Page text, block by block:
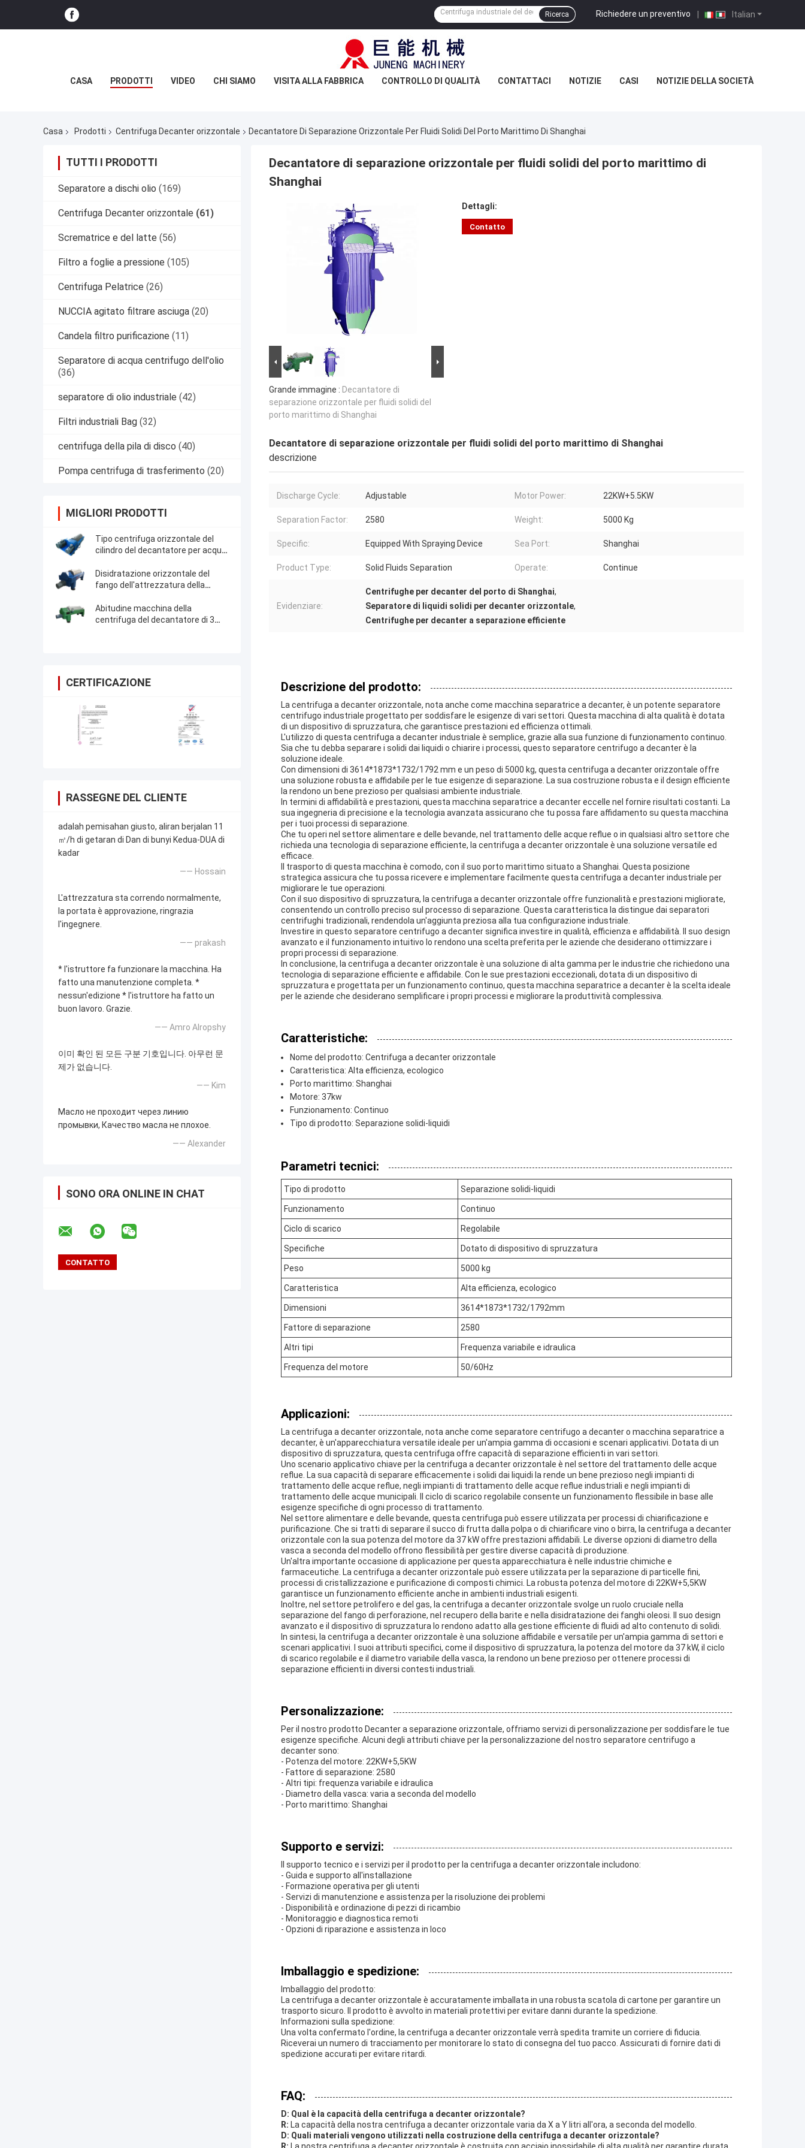
Italian
Richiedere un preventivo |
Ricerca
CASA PRODOTTI VIDEO CHI SIAMO VISITA ALLA FABBRICA CONTROLLO DI QUALITÀ CONTATTACI NOTIZIE CASI NOTIZIE DELLA SOCIETÀ
Casa Prodotti Centrifuga Decanter orizzontale Decantatore Di Separazione Orizzontale Per Fluidi Solidi Del Porto Marittimo Di Shanghai
TUTTI I PRODOTTI
Separatore a dischi olio (169)
Centrifuga Decanter orizzontale (61)
Scrematrice e del latte (56)
Filtro a foglie a pressione (105)
Centrifuga Pelatrice (26)
NUCCIA agitato filtrare asciuga (20)
Candela filtro purificazione (11)
Separatore di acqua centrifugo dell'olio
(36)
separatore di olio industriale (42)
Filtri industriali Bag (32)
centrifuga della pila di disco (40)
Pompa centrifuga di trasferimento (20)
MIGLIORI PRODOTTI
Tipo centrifuga orizzontale del
cilindro del decantatore per acque
Disidratazione orizzontale del
fango dell'attrezzatura della
fasi
Abitudine macchina della
centrifuga del decantatore di 3
CERTIFICAZIONE
RASSEGNE DEL CLIENTE
adalah pemisahan giusto, aliran berjalan 11
㎥/h di getaran di Dan di bunyi Kedua-DUA di
kadar
—— Hossain
L'attrezzatura sta correndo normalmente,
la portata è approvazione, ringrazia
l'ingegnere.
—— prakash
* l'istruttore fa funzionare la macchina. Ha
fatto una manutenzione completa. *
nessun'edizione * l'istruttore ha fatto un
buon lavoro. Grazie.
—— Amro Alropshy
이미 확인 된 모든 구분 기호입니다. 아무런 문
제가 없습니다.
—— Kim
Масло не проходит через линию
промывки, Качество масла не плохое.
—— Alexander
SONO ORA ONLINE IN CHAT
Decantatore di separazione orizzontale per fluidi solidi del porto marittimo di
Shanghai
Grande immagine : Decantatore di
separazione orizzontale per fluidi solidi del
porto marittimo di Shanghai
Dettagli:
Contatto
Decantatore di separazione orizzontale per fluidi solidi del porto marittimo di Shanghai
descrizione
Discharge Cycle: Adjustable Motor Power: 22KW+5.5KW
Separation Factor: 2580 Weight: 5000 Kg
Specific: Equipped With Spraying Device Sea Port: Shanghai
Product Type: Solid Fluids Separation Operate: Continue
Evidenziare:
Centrifughe per decanter del porto di Shanghai,
Separatore di liquidi solidi per decanter orizzontale,
Centrifughe per decanter a separazione efficiente
Descrizione del prodotto:
La centrifuga a decanter orizzontale, nota anche come macchina separatrice a decanter, è un potente separatore
centrifugo industriale progettato per soddisfare le esigenze di vari settori. Questa macchina di alta qualità è dotata
di un dispositivo di spruzzatura, che garantisce prestazioni ed efficienza ottimali.
L'utilizzo di questa centrifuga a decanter industriale è semplice, grazie alla sua funzione di funzionamento continuo.
Sia che tu debba separare i solidi dai liquidi o chiarire i processi, questo separatore centrifugo a decanter è la
soluzione ideale.
Con dimensioni di 3614*1873*1732/1792 mm e un peso di 5000 kg, questa centrifuga a decanter orizzontale offre
una soluzione robusta e affidabile per le tue esigenze di separazione. La sua costruzione robusta e il design efficiente
la rendono un bene prezioso per qualsiasi ambiente industriale.
In termini di affidabilità e prestazioni, questa macchina separatrice a decanter eccelle nel fornire risultati costanti. La
sua ingegneria di precisione e la tecnologia avanzata assicurano che tu possa fare affidamento su questa macchina
per i tuoi processi di separazione.
Che tu operi nel settore alimentare e delle bevande, nel trattamento delle acque reflue o in qualsiasi altro settore che
richieda una tecnologia di separazione efficiente, la centrifuga a decanter orizzontale è una soluzione versatile ed
efficace.
Il trasporto di questa macchina è comodo, con il suo porto marittimo situato a Shanghai. Questa posizione
strategica assicura che tu possa ricevere e implementare facilmente questa centrifuga a decanter industriale per
migliorare le tue operazioni.
Con il suo dispositivo di spruzzatura, la centrifuga a decanter orizzontale offre funzionalità e prestazioni migliorate,
consentendo un controllo preciso sul processo di separazione. Questa caratteristica la distingue dai separatori
centrifughi tradizionali, rendendola un'aggiunta preziosa alla tua configurazione industriale.
Investire in questo separatore centrifugo a decanter significa investire in qualità, efficienza e affidabilità. Il suo design
avanzato e il funzionamento intuitivo lo rendono una scelta preferita per le aziende che desiderano ottimizzare i
propri processi di separazione.
In conclusione, la centrifuga a decanter orizzontale è una soluzione di alta gamma per le industrie che richiedono una
tecnologia di separazione efficiente e affidabile. Con le sue prestazioni eccezionali, dotata di un dispositivo di
spruzzatura e progettata per un funzionamento continuo, questa macchina separatrice a decanter è la scelta ideale
per le aziende che desiderano semplificare i propri processi e migliorare la produttività complessiva.
Caratteristiche:
Nome del prodotto: Centrifuga a decanter orizzontale
Caratteristica: Alta efficienza, ecologico
Porto marittimo: Shanghai
Motore: 37kw
Funzionamento: Continuo
Tipo di prodotto: Separazione solidi-liquidi
Parametri tecnici:
Tipo di prodotto Separazione solidi-liquidi
Funzionamento Continuo
Ciclo di scarico Regolabile
Specifiche Dotato di dispositivo di spruzzatura
Peso 5000 kg
Caratteristica Alta efficienza, ecologico
Dimensioni 3614*1873*1732/1792mm
Fattore di separazione 2580
Altri tipi Frequenza variabile e idraulica
Frequenza del motore 50/60Hz
Applicazioni:
La centrifuga a decanter orizzontale, nota anche come separatore centrifugo a decanter o macchina separatrice a
decanter, è un'apparecchiatura versatile ideale per un'ampia gamma di occasioni e scenari applicativi. Dotata di un
dispositivo di spruzzatura, questa centrifuga offre capacità di separazione efficienti in vari settori.
Uno scenario applicativo chiave per la centrifuga a decanter orizzontale è nel settore del trattamento delle acque
reflue. La sua capacità di separare efficacemente i solidi dai liquidi la rende un bene prezioso negli impianti di
trattamento delle acque reflue, negli impianti di trattamento delle acque reflue industriali e negli impianti di
trattamento delle acque municipali. Il ciclo di scarico regolabile consente un funzionamento flessibile in base alle
esigenze specifiche di ogni processo di trattamento.
Nel settore alimentare e delle bevande, questa centrifuga può essere utilizzata per processi di chiarificazione e
purificazione. Che si tratti di separare il succo di frutta dalla polpa o di chiarificare vino o birra, la centrifuga a decanter
orizzontale con la sua potenza del motore da 37 kW offre prestazioni affidabili. Le diverse opzioni di diametro della
vasca a seconda del modello offrono flessibilità per gestire diverse capacità di produzione.
Un'altra importante occasione di applicazione per questa apparecchiatura è nelle industrie chimiche e
farmaceutiche. La centrifuga a decanter orizzontale può essere utilizzata per la separazione di particelle fini,
processi di cristallizzazione e purificazione di composti chimici. La robusta potenza del motore di 22KW+5,5KW
garantisce un funzionamento efficiente anche in ambienti industriali esigenti.
Inoltre, nel settore petrolifero e del gas, la centrifuga a decanter orizzontale svolge un ruolo cruciale nella
separazione del fango di perforazione, nel recupero della barite e nella disidratazione dei fanghi oleosi. Il suo design
avanzato e il dispositivo di spruzzatura lo rendono adatto alla gestione efficiente di fluidi ad alto contenuto di solidi.
In sintesi, la centrifuga a decanter orizzontale è una soluzione affidabile e versatile per un'ampia gamma di settori e
scenari applicativi. I suoi attributi specifici, come il dispositivo di spruzzatura, la potenza del motore da 37 kW, il ciclo
di scarico regolabile e il diametro variabile della vasca, la rendono un bene prezioso per ottenere processi di
separazione efficienti in diversi contesti industriali.
Personalizzazione:
Per il nostro prodotto Decanter a separazione orizzontale, offriamo servizi di personalizzazione per soddisfare le tue
esigenze specifiche. Alcuni degli attributi chiave per la personalizzazione del nostro separatore centrifugo a
decanter sono:
- Potenza del motore: 22KW+5,5KW
- Fattore di separazione: 2580
- Altri tipi: frequenza variabile e idraulica
- Diametro della vasca: varia a seconda del modello
- Porto marittimo: Shanghai
Supporto e servizi:
Il supporto tecnico e i servizi per il prodotto per la centrifuga a decanter orizzontale includono:
- Guida e supporto all'installazione
- Formazione operativa per gli utenti
- Servizi di manutenzione e assistenza per la risoluzione dei problemi
- Disponibilità e ordinazione di pezzi di ricambio
- Monitoraggio e diagnostica remoti
- Opzioni di riparazione e assistenza in loco
Imballaggio e spedizione:
Imballaggio del prodotto:
La centrifuga a decanter orizzontale è accuratamente imballata in una robusta scatola di cartone per garantire un
trasporto sicuro. Il prodotto è avvolto in materiali protettivi per evitare danni durante la spedizione.
Informazioni sulla spedizione:
Una volta confermato l'ordine, la centrifuga a decanter orizzontale verrà spedita tramite un corriere di fiducia.
Riceverai un numero di tracciamento per monitorare lo stato di consegna del tuo pacco. Assicurati di fornire dati di
spedizione accurati per evitare ritardi.
FAQ:
D: Qual è la capacità della centrifuga a decanter orizzontale?
R: La capacità della nostra centrifuga a decanter orizzontale varia da X a Y litri all'ora, a seconda del modello.
D: Quali materiali vengono utilizzati nella costruzione della centrifuga a decanter orizzontale?